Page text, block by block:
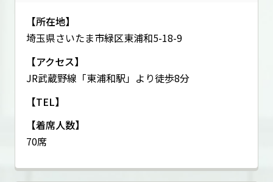
【所在地】
埼玉県さいたま市緑区東浦和5-18-9
【アクセス】
JR武蔵野線「東浦和駅」より徒歩8分
【TEL】
【着席人数】
70席